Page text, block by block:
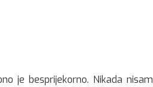
je besprijekorno. Nikada nisam